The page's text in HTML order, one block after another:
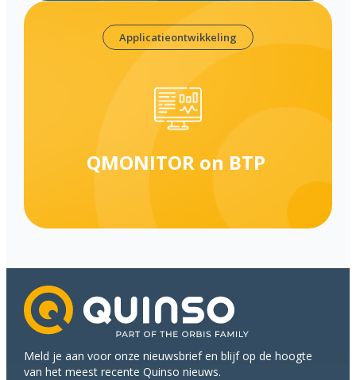
Applicatieontwikkeling
QMONITOR on BTP
Meld je aan voor onze nieuwsbrief en blijf op de hoogte
van het meest recente Quinso nieuws.